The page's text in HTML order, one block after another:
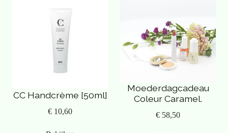
CC Handcrème [50ml]
€ 10,60
Moederdagcadeau
Coleur Caramel.
€ 58,50